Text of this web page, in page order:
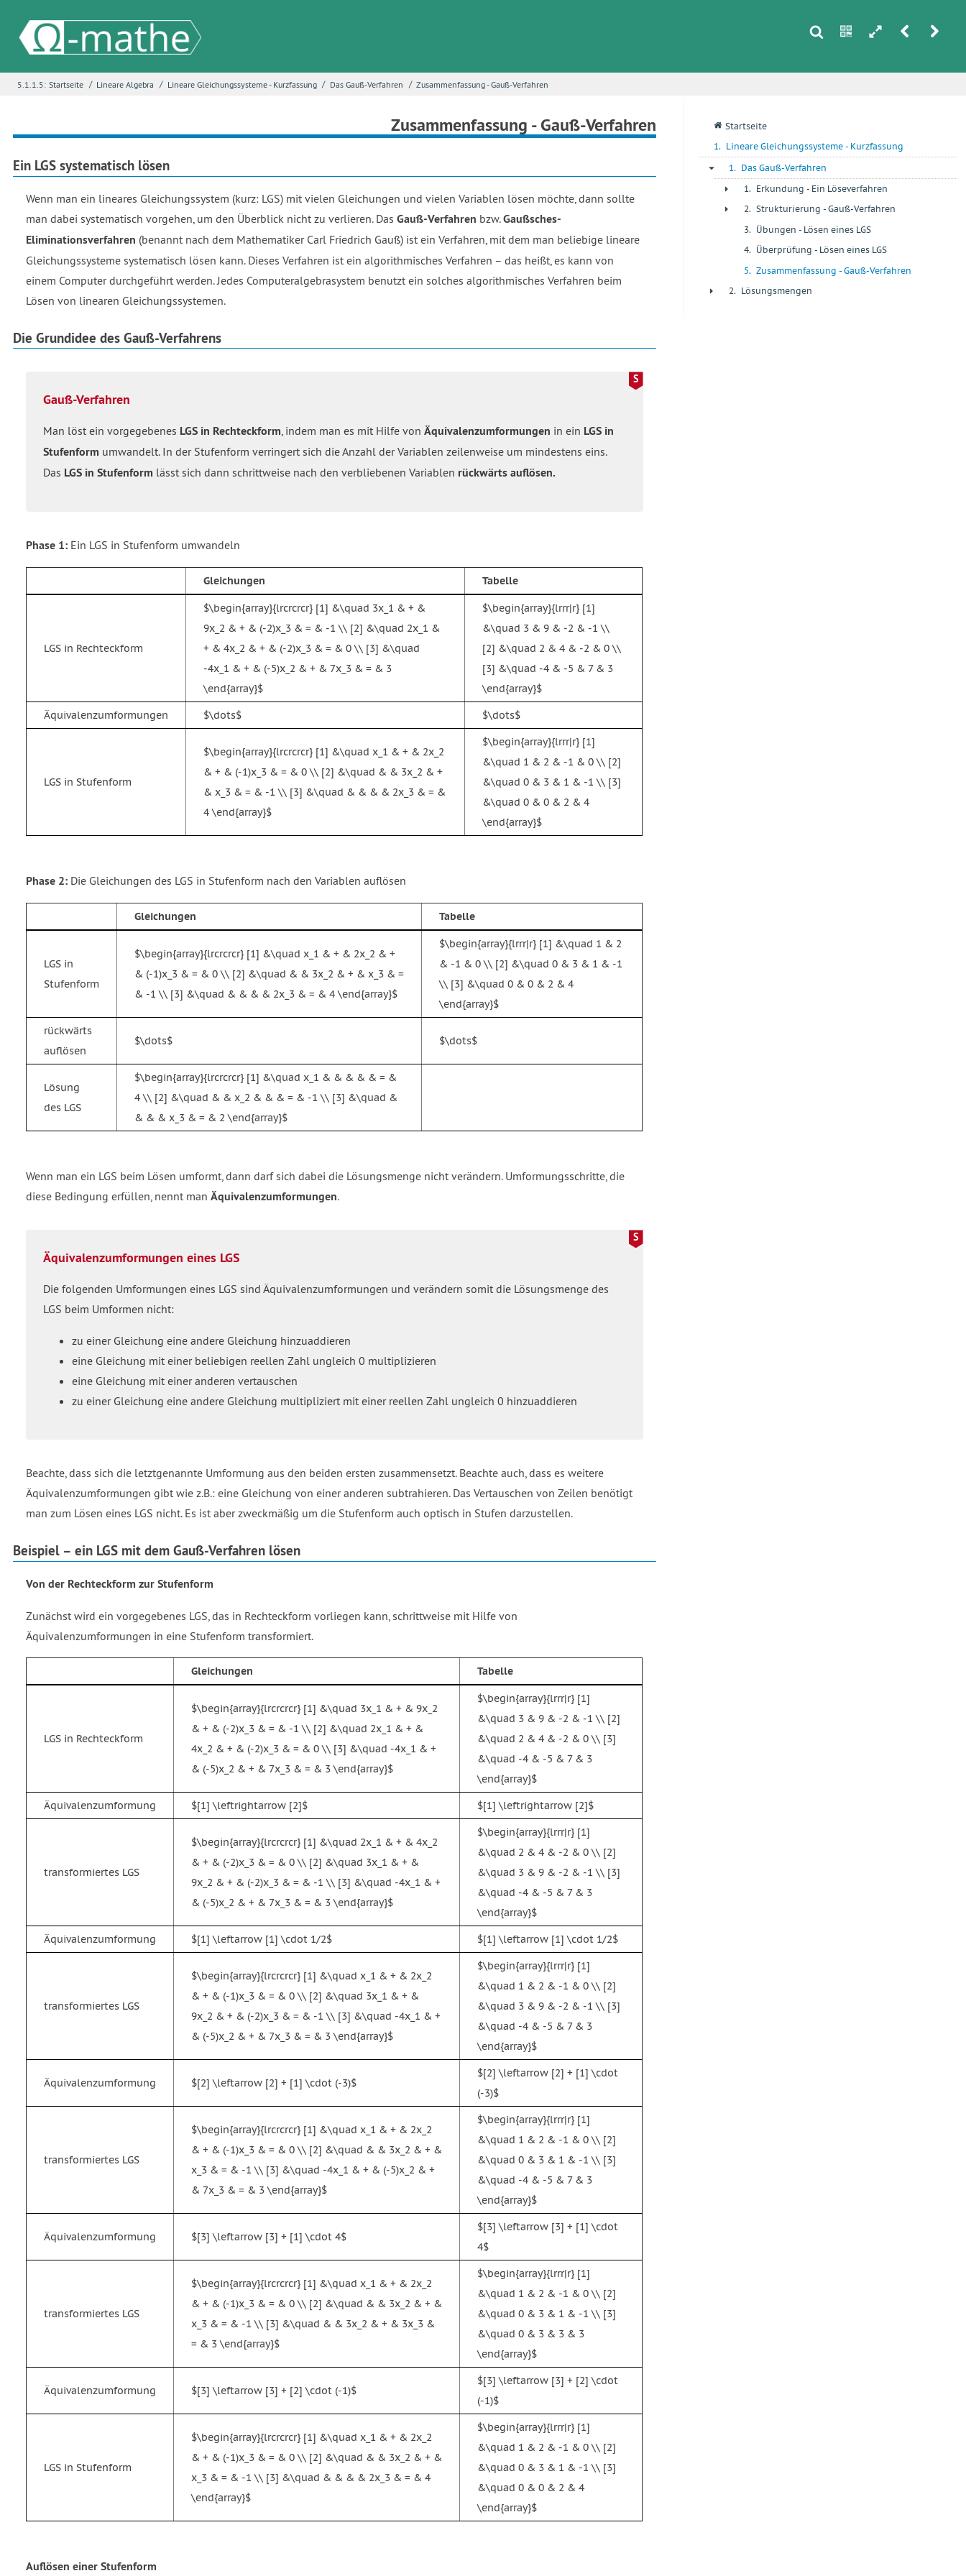
s n h r u
5.1.1.5: Startseite / Lineare Algebra / Lineare Gleichungssysteme - Kurzfassung / Das Gauß-Verfahren / Zusammenfassung - Gauß-Verfahren
Zusammenfassung - Gauß-Verfahren
Ein LGS systematisch lösen
Wenn man ein lineares Gleichungssystem (kurz: LGS) mit vielen Gleichungen und vielen Variablen lösen möchte, dann sollte
man dabei systematisch vorgehen, um den Überblick nicht zu verlieren. Das Gauß-Verfahren bzw.Gaußsches-
Eliminationsverfahren (benannt nach dem Mathematiker Carl Friedrich Gauß) ist ein Verfahren, mit dem man beliebige lineare
Gleichungssysteme systematisch lösen kann. Dieses Verfahren ist ein algorithmisches Verfahren – das heißt, es kann von
einem Computer durchgeführt werden. Jedes Computeralgebrasystem benutzt ein solches algorithmisches Verfahren beim
Lösen von linearen Gleichungssystemen.
Die Grundidee des Gauß-Verfahrens
Gauß-Verfahren
Man löst ein vorgegebenes LGS in Rechteckform, indem man es mit Hilfe von Äquivalenzumformungen in ein LGS in
Stufenform umwandelt. In der Stufenform verringert sich die Anzahl der Variablen zeilenweise um mindestens eins.
Das LGS in Stufenform lässt sich dann schrittweise nach den verbliebenen Variablen rückwärts auflösen.
Phase 1: Ein LGS in Stufenform umwandeln
Gleichungen Tabelle
LGS in Rechteckform
$\begin{array}{lrcrcrcr} [1] &\quad 3x_1 & + &
9x_2 & + & (-2)x_3 & = & -1 \\ [2] &\quad 2x_1 &
+ & 4x_2 & + & (-2)x_3 & = & 0 \\ [3] &\quad
-4x_1 & + & (-5)x_2 & + & 7x_3 & = & 3
\end{array}$
$\begin{array}{lrrr|r} [1]
&\quad 3 & 9 & -2 & -1 \\
[2] &\quad 2 & 4 & -2 & 0 \\
[3] &\quad -4 & -5 & 7 & 3
\end{array}$
Äquivalenzumformungen $\dots$ $\dots$
LGS in Stufenform
$\begin{array}{lrcrcrcr} [1] &\quad x_1 & + & 2x_2
& + & (-1)x_3 & = & 0 \\ [2] &\quad & & 3x_2 & +
& x_3 & = & -1 \\ [3] &\quad & & & & 2x_3 & = &
4 \end{array}$
$\begin{array}{lrrr|r} [1]
&\quad 1 & 2 & -1 & 0 \\ [2]
&\quad 0 & 3 & 1 & -1 \\ [3]
&\quad 0 & 0 & 2 & 4
\end{array}$
Phase 2: Die Gleichungen des LGS in Stufenform nach den Variablen auflösen
Gleichungen Tabelle
LGS in
Stufenform
$\begin{array}{lrcrcrcr} [1] &\quad x_1 & + & 2x_2 & +
& (-1)x_3 & = & 0 \\ [2] &\quad & & 3x_2 & + & x_3 & =
& -1 \\ [3] &\quad & & & & 2x_3 & = & 4 \end{array}$
$\begin{array}{lrrr|r} [1] &\quad 1 & 2
& -1 & 0 \\ [2] &\quad 0 & 3 & 1 & -1
\\ [3] &\quad 0 & 0 & 2 & 4
\end{array}$
rückwärts
auflösen
$\dots$ $\dots$
Lösung
des LGS
$\begin{array}{lrcrcrcr} [1] &\quad x_1 & & & & & = &
4 \\ [2] &\quad & & x_2 & & & = & -1 \\ [3] &\quad &
& & & x_3 & = & 2 \end{array}$
Wenn man ein LGS beim Lösen umformt, dann darf sich dabei die Lösungsmenge nicht verändern. Umformungsschritte, die
diese Bedingung erfüllen, nennt man Äquivalenzumformungen.
Äquivalenzumformungen eines LGS
Die folgenden Umformungen eines LGS sind Äquivalenzumformungen und verändern somit die Lösungsmenge des
LGS beim Umformen nicht:
zu einer Gleichung eine andere Gleichung hinzuaddieren
eine Gleichung mit einer beliebigen reellen Zahl ungleich 0 multiplizieren
eine Gleichung mit einer anderen vertauschen
zu einer Gleichung eine andere Gleichung multipliziert mit einer reellen Zahl ungleich 0 hinzuaddieren
Beachte, dass sich die letztgenannte Umformung aus den beiden ersten zusammensetzt. Beachte auch, dass es weitere
Äquivalenzumformungen gibt wie z.B.: eine Gleichung von einer anderen subtrahieren. Das Vertauschen von Zeilen benötigt
man zum Lösen eines LGS nicht. Es ist aber zweckmäßig um die Stufenform auch optisch in Stufen darzustellen.
Beispiel – ein LGS mit dem Gauß-Verfahren lösen
Von der Rechteckform zur Stufenform
Zunächst wird ein vorgegebenes LGS, das in Rechteckform vorliegen kann, schrittweise mit Hilfe von
Äquivalenzumformungen in eine Stufenform transformiert.
Gleichungen Tabelle
LGS in Rechteckform
$\begin{array}{lrcrcrcr} [1] &\quad 3x_1 & + & 9x_2
& + & (-2)x_3 & = & -1 \\ [2] &\quad 2x_1 & + &
4x_2 & + & (-2)x_3 & = & 0 \\ [3] &\quad -4x_1 & +
& (-5)x_2 & + & 7x_3 & = & 3 \end{array}$
$\begin{array}{lrrr|r} [1]
&\quad 3 & 9 & -2 & -1 \\ [2]
&\quad 2 & 4 & -2 & 0 \\ [3]
&\quad -4 & -5 & 7 & 3
\end{array}$
Äquivalenzumformung $[1] \leftrightarrow [2]$ $[1] \leftrightarrow [2]$
transformiertes LGS
$\begin{array}{lrcrcrcr} [1] &\quad 2x_1 & + & 4x_2
& + & (-2)x_3 & = & 0 \\ [2] &\quad 3x_1 & + &
9x_2 & + & (-2)x_3 & = & -1 \\ [3] &\quad -4x_1 & +
& (-5)x_2 & + & 7x_3 & = & 3 \end{array}$
$\begin{array}{lrrr|r} [1]
&\quad 2 & 4 & -2 & 0 \\ [2]
&\quad 3 & 9 & -2 & -1 \\ [3]
&\quad -4 & -5 & 7 & 3
\end{array}$
Äquivalenzumformung $[1] \leftarrow [1] \cdot 1/2$ $[1] \leftarrow [1] \cdot 1/2$
transformiertes LGS
$\begin{array}{lrcrcrcr} [1] &\quad x_1 & + & 2x_2
& + & (-1)x_3 & = & 0 \\ [2] &\quad 3x_1 & + &
9x_2 & + & (-2)x_3 & = & -1 \\ [3] &\quad -4x_1 & +
& (-5)x_2 & + & 7x_3 & = & 3 \end{array}$
$\begin{array}{lrrr|r} [1]
&\quad 1 & 2 & -1 & 0 \\ [2]
&\quad 3 & 9 & -2 & -1 \\ [3]
&\quad -4 & -5 & 7 & 3
\end{array}$
Äquivalenzumformung $[2] \leftarrow [2] + [1] \cdot (-3)$
$[2] \leftarrow [2] + [1] \cdot
(-3)$
transformiertes LGS
$\begin{array}{lrcrcrcr} [1] &\quad x_1 & + & 2x_2
& + & (-1)x_3 & = & 0 \\ [2] &\quad & & 3x_2 & + &
x_3 & = & -1 \\ [3] &\quad -4x_1 & + & (-5)x_2 & +
& 7x_3 & = & 3 \end{array}$
$\begin{array}{lrrr|r} [1]
&\quad 1 & 2 & -1 & 0 \\ [2]
&\quad 0 & 3 & 1 & -1 \\ [3]
&\quad -4 & -5 & 7 & 3
\end{array}$
Äquivalenzumformung $[3] \leftarrow [3] + [1] \cdot 4$
$[3] \leftarrow [3] + [1] \cdot
4$
transformiertes LGS
$\begin{array}{lrcrcrcr} [1] &\quad x_1 & + & 2x_2
& + & (-1)x_3 & = & 0 \\ [2] &\quad & & 3x_2 & + &
x_3 & = & -1 \\ [3] &\quad & & 3x_2 & + & 3x_3 &
= & 3 \end{array}$
$\begin{array}{lrrr|r} [1]
&\quad 1 & 2 & -1 & 0 \\ [2]
&\quad 0 & 3 & 1 & -1 \\ [3]
&\quad 0 & 3 & 3 & 3
\end{array}$
Äquivalenzumformung $[3] \leftarrow [3] + [2] \cdot (-1)$
$[3] \leftarrow [3] + [2] \cdot
(-1)$
LGS in Stufenform
$\begin{array}{lrcrcrcr} [1] &\quad x_1 & + & 2x_2
& + & (-1)x_3 & = & 0 \\ [2] &\quad & & 3x_2 & + &
x_3 & = & -1 \\ [3] &\quad & & & & 2x_3 & = & 4
\end{array}$
$\begin{array}{lrrr|r} [1]
&\quad 1 & 2 & -1 & 0 \\ [2]
&\quad 0 & 3 & 1 & -1 \\ [3]
&\quad 0 & 0 & 2 & 4
\end{array}$
Auflösen einer Stufenform
q Startseite
1. Lineare Gleichungssysteme - Kurzfassung
- 1. Das Gauß-Verfahren
+ 1. Erkundung - Ein Löseverfahren
+ 2. Strukturierung - Gauß-Verfahren
3. Übungen - Lösen eines LGS
4. Überprüfung - Lösen eines LGS
5. Zusammenfassung - Gauß-Verfahren
+ 2. Lösungsmengen
E-Mail
Seite*